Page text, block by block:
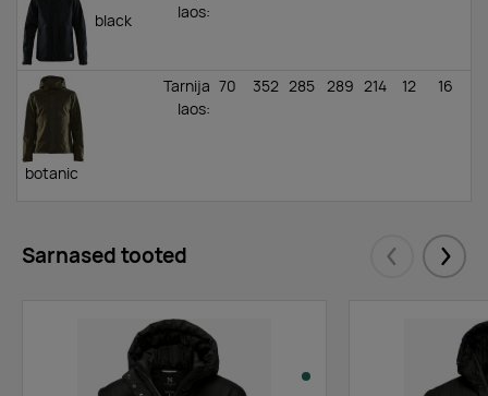
black
laos:
botanic
Tarnija
laos:
70 352 285 289 214 12 16
Sarnased tooted Eelmised